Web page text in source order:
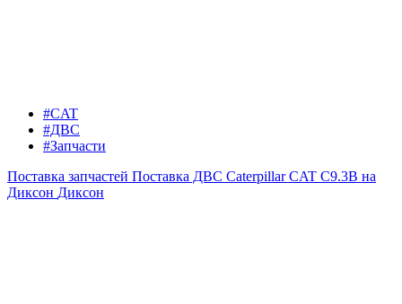
#CAT
#ДВС
#Запчасти
Поставка запчастей Поставка ДВС Caterpillar CAT C9.3B на
Диксон Диксон